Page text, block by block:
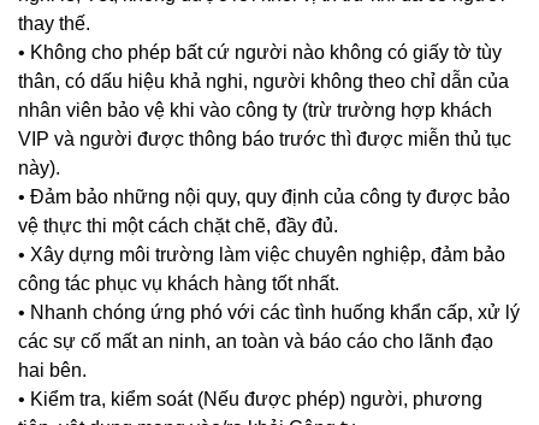
thay thế.
• Không cho phép bất cứ người nào không có giấy tờ tùy
thân, có dấu hiệu khả nghi, người không theo chỉ dẫn của
nhân viên bảo vệ khi vào công ty (trừ trường hợp khách
VIP và người được thông báo trước thì được miễn thủ tục
này).
• Đảm bảo những nội quy, quy định của công ty được bảo
vệ thực thi một cách chặt chẽ, đầy đủ.
• Xây dựng môi trường làm việc chuyên nghiệp, đảm bảo
công tác phục vụ khách hàng tốt nhất.
• Nhanh chóng ứng phó với các tình huống khẩn cấp, xử lý
các sự cố mất an ninh, an toàn và báo cáo cho lãnh đạo
hai bên.
• Kiểm tra, kiểm soát (Nếu được phép) người, phương